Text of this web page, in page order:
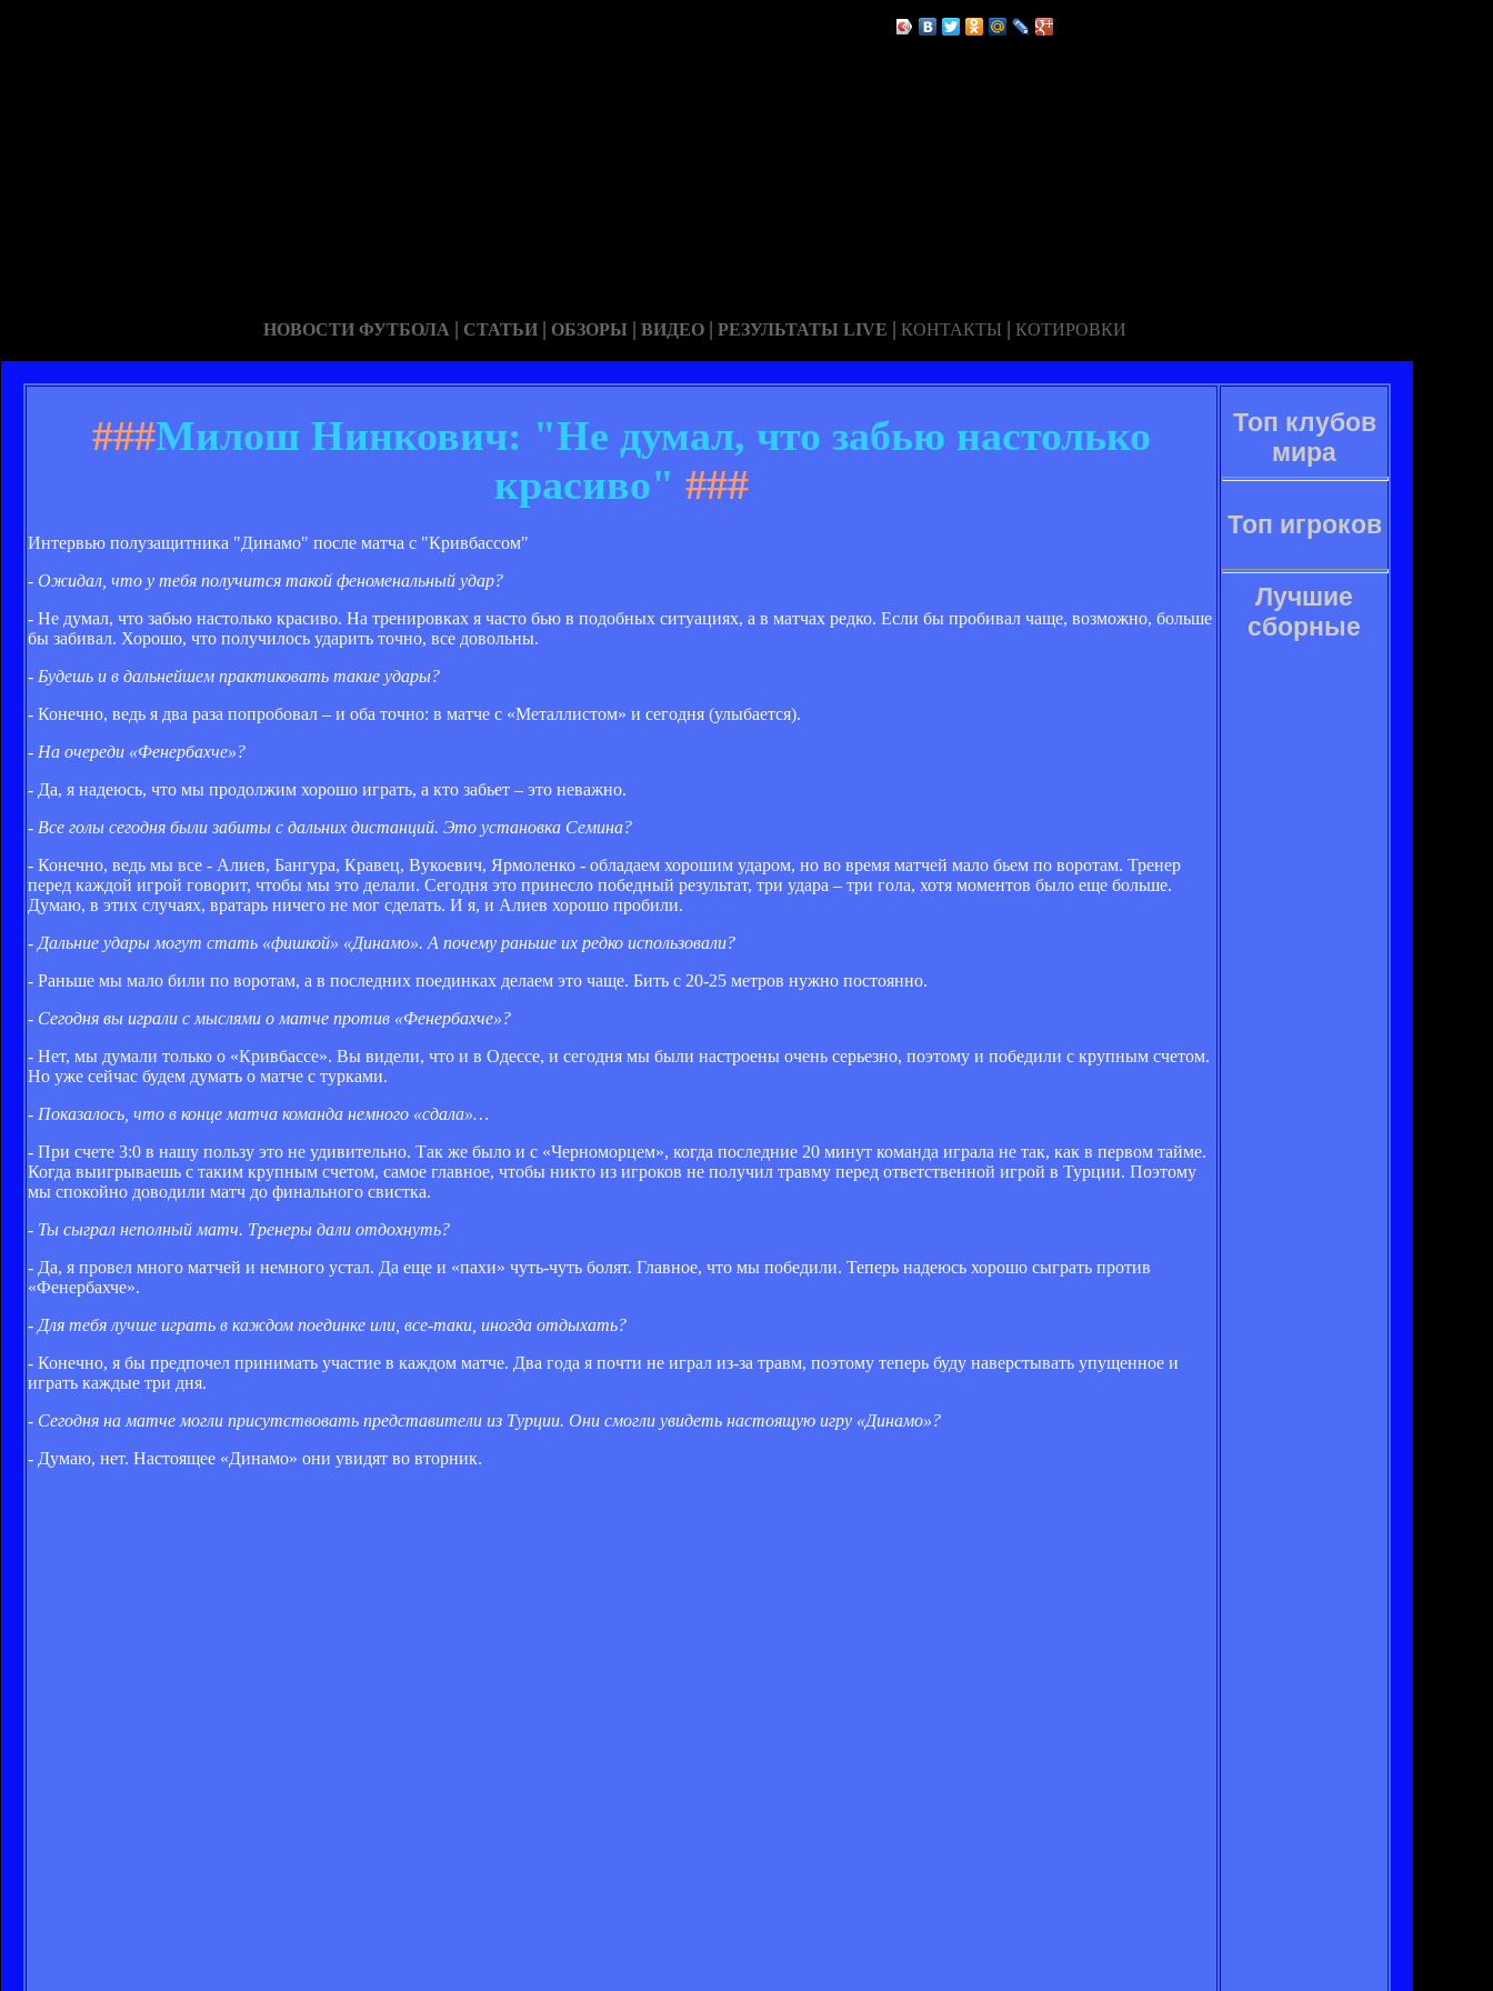
НОВОСТИ ФУТБОЛА | СТАТЬИ | ОБЗОРЫ | ВИДЕО | РЕЗУЛЬТАТЫ LIVE | КОНТАКТЫ | КОТИРОВКИ
###Милош Нинкович: "Не думал, что забью настолько
красиво" ###
Интервью полузащитника "Динамо" после матча с "Кривбассом"
- Ожидал, что у тебя получится такой феноменальный удар?
- Не думал, что забью настолько красиво. На тренировках я часто бью в подобных ситуациях, а в матчах редко. Если бы пробивал чаще, возможно, больше
бы забивал. Хорошо, что получилось ударить точно, все довольны.
- Будешь и в дальнейшем практиковать такие удары?
- Конечно, ведь я два раза попробовал – и оба точно: в матче с «Металлистом» и сегодня (улыбается).
- На очереди «Фенербахче»?
- Да, я надеюсь, что мы продолжим хорошо играть, а кто забьет – это неважно.
- Все голы сегодня были забиты с дальних дистанций. Это установка Семина?
- Конечно, ведь мы все - Алиев, Бангура, Кравец, Вукоевич, Ярмоленко - обладаем хорошим ударом, но во время матчей мало бьем по воротам. Тренер
перед каждой игрой говорит, чтобы мы это делали. Сегодня это принесло победный результат, три удара – три гола, хотя моментов было еще больше.
Думаю, в этих случаях, вратарь ничего не мог сделать. И я, и Алиев хорошо пробили.
- Дальние удары могут стать «фишкой» «Динамо». А почему раньше их редко использовали?
- Раньше мы мало били по воротам, а в последних поединках делаем это чаще. Бить с 20-25 метров нужно постоянно.
- Сегодня вы играли с мыслями о матче против «Фенербахче»?
- Нет, мы думали только о «Кривбассе». Вы видели, что и в Одессе, и сегодня мы были настроены очень серьезно, поэтому и победили с крупным счетом.
Но уже сейчас будем думать о матче с турками.
- Показалось, что в конце матча команда немного «сдала»…
- При счете 3:0 в нашу пользу это не удивительно. Так же было и с «Черноморцем», когда последние 20 минут команда играла не так, как в первом тайме.
Когда выигрываешь с таким крупным счетом, самое главное, чтобы никто из игроков не получил травму перед ответственной игрой в Турции. Поэтому
мы спокойно доводили матч до финального свистка.
- Ты сыграл неполный матч. Тренеры дали отдохнуть?
- Да, я провел много матчей и немного устал. Да еще и «пахи» чуть-чуть болят. Главное, что мы победили. Теперь надеюсь хорошо сыграть против
«Фенербахче».
- Для тебя лучше играть в каждом поединке или, все-таки, иногда отдыхать?
- Конечно, я бы предпочел принимать участие в каждом матче. Два года я почти не играл из-за травм, поэтому теперь буду наверстывать упущенное и
играть каждые три дня.
- Сегодня на матче могли присутствовать представители из Турции. Они смогли увидеть настоящую игру «Динамо»?
- Думаю, нет. Настоящее «Динамо» они увидят во вторник.
Топ клубов
мира
Топ игроков
Лучшие
сборные